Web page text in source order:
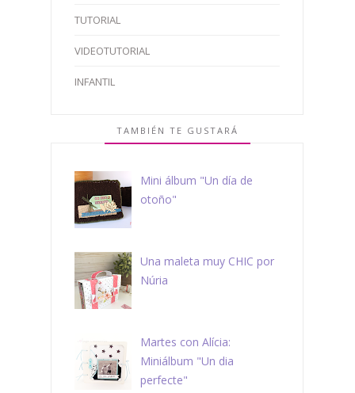
TUTORIAL
VIDEOTUTORIAL
INFANTIL
TAMBIÉN TE GUSTARÁ
Mini álbum "Un día de
otoño"
Una maleta muy CHIC por
Núria
Martes con Alícia:
Miniálbum "Un dia
perfecte"